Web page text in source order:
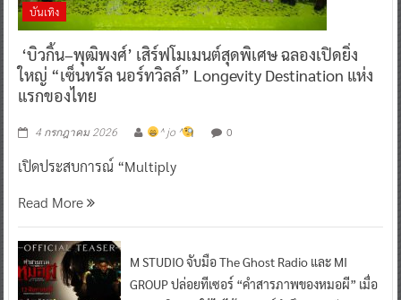
บันเทิง
‘บิวกิ้น–พุฒิพงศ์’ เสิร์ฟโมเมนต์สุดพิเศษ ฉลองเปิดยิ่ง
ใหญ่ “เซ็นทรัล นอร์ทวิลล์” Longevity Destination แห่ง
แรกของไทย
4 กรกฎาคม 2026 ^ jo ^ 0
เปิดประสบการณ์ “Multiply
Read More
M STUDIO จับมือ The Ghost Radio และ MI
GROUP ปล่อยทีเซอร์ “คำสารภาพของหมอผี” เมื่อ